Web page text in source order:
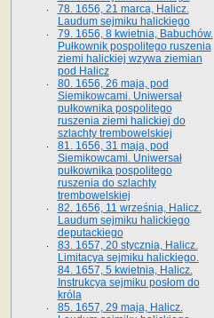
78. 1656, 21 marca, Halicz.
Laudum sejmiku halickiego
79. 1656, 8 kwietnia, Babuchów.
Pułkownik pospolitego ruszenia
ziemi halickiej wzywa ziemian
pod Halicz
80. 1656, 26 maja, pod
Siemikowcami. Uniwersał
pułkownika pospolitego
ruszenia ziemi halickiej do
szlachty trembowelskiej
81. 1656, 31 maja, pod
Siemikowcami. Uniwersał
pułkownika pospolitego
ruszenia do szlachty
trembowelskiej
82. 1656, 11 września, Halicz.
Laudum sejmiku halickiego
deputackiego
83. 1657, 20 stycznia, Halicz.
Limitacya sejmiku halickiego.
84. 1657, 5 kwietnia, Halicz.
Instrukcya sejmiku posłom do
króla
85. 1657, 29 maja, Halicz.